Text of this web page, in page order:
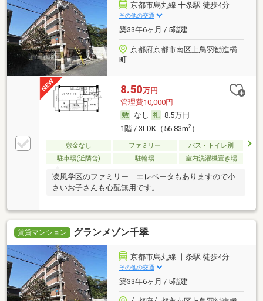
京都市烏丸線 十条駅 徒歩4分
その他の交通
築33年6ヶ月 / 5階建
京都府京都市南区上鳥羽勧進橋
町
8.50万円
管理費10,000円
なし
8.5万円
1階 / 3LDK（56.83m2）
敷金なし ファミリー
バス・トイレ別
駐車場(近隣含)
駐輪場 室内洗濯機置き場
凌風学区のファミリー エレベータもありますので小
さいお子さんも心配無用です。
賃貸マンション グランメゾン千翠
京都市烏丸線 十条駅 徒歩4分
その他の交通
築33年6ヶ月 / 5階建